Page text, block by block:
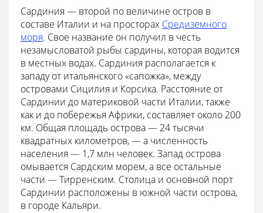
Сардиния — второй по величине остров в
составе Италии и на просторах Средиземного
моря. Свое название он получил в честь
незамысловатой рыбы сардины, которая водится
в местных водах. Сардиния располагается к
западу от итальянского «сапожка», между
островами Сицилия и Корсика. Расстояние от
Сардинии до материковой части Италии, также
как и до побережья Африки, составляет около 200
км. Общая площадь острова — 24 тысячи
квадратных километров, — а численность
населения — 1,7 млн человек. Запад острова
омывается Сардским морем, а все остальные
части — Тирренским. Столица и основной порт
Сардинии расположены в южной части острова,
в городе Кальяри.